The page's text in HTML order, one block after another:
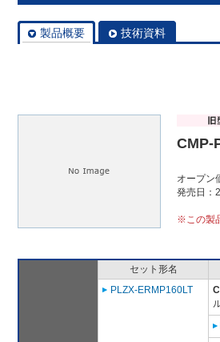
製品概要 技術資料
CMP-
オープン
発売日：
※この製
セット形名
PLZX-ERMP160LT